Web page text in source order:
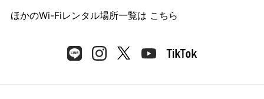
ほかのWi-Fiレンタル場所一覧は こちら